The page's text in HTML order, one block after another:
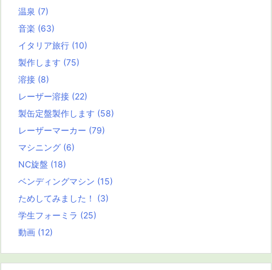
温泉 (7)
音楽 (63)
イタリア旅行 (10)
製作します (75)
溶接 (8)
レーザー溶接 (22)
製缶定盤製作します (58)
レーザーマーカー (79)
マシニング (6)
NC旋盤 (18)
ベンディングマシン (15)
ためしてみました！ (3)
学生フォーミラ (25)
動画 (12)